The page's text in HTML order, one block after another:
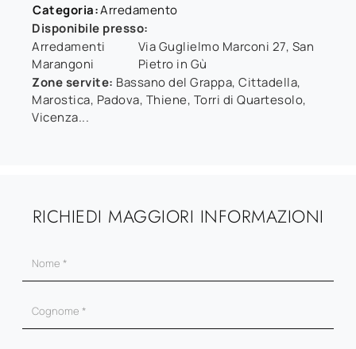
Categoria:Arredamento
Disponibile presso:
Arredamenti
Marangoni
Via Guglielmo Marconi 27, San
Pietro in Gù
Zone servite: Bassano del Grappa, Cittadella,
Marostica, Padova, Thiene, Torri di Quartesolo,
Vicenza...
RICHIEDI MAGGIORI INFORMAZIONI